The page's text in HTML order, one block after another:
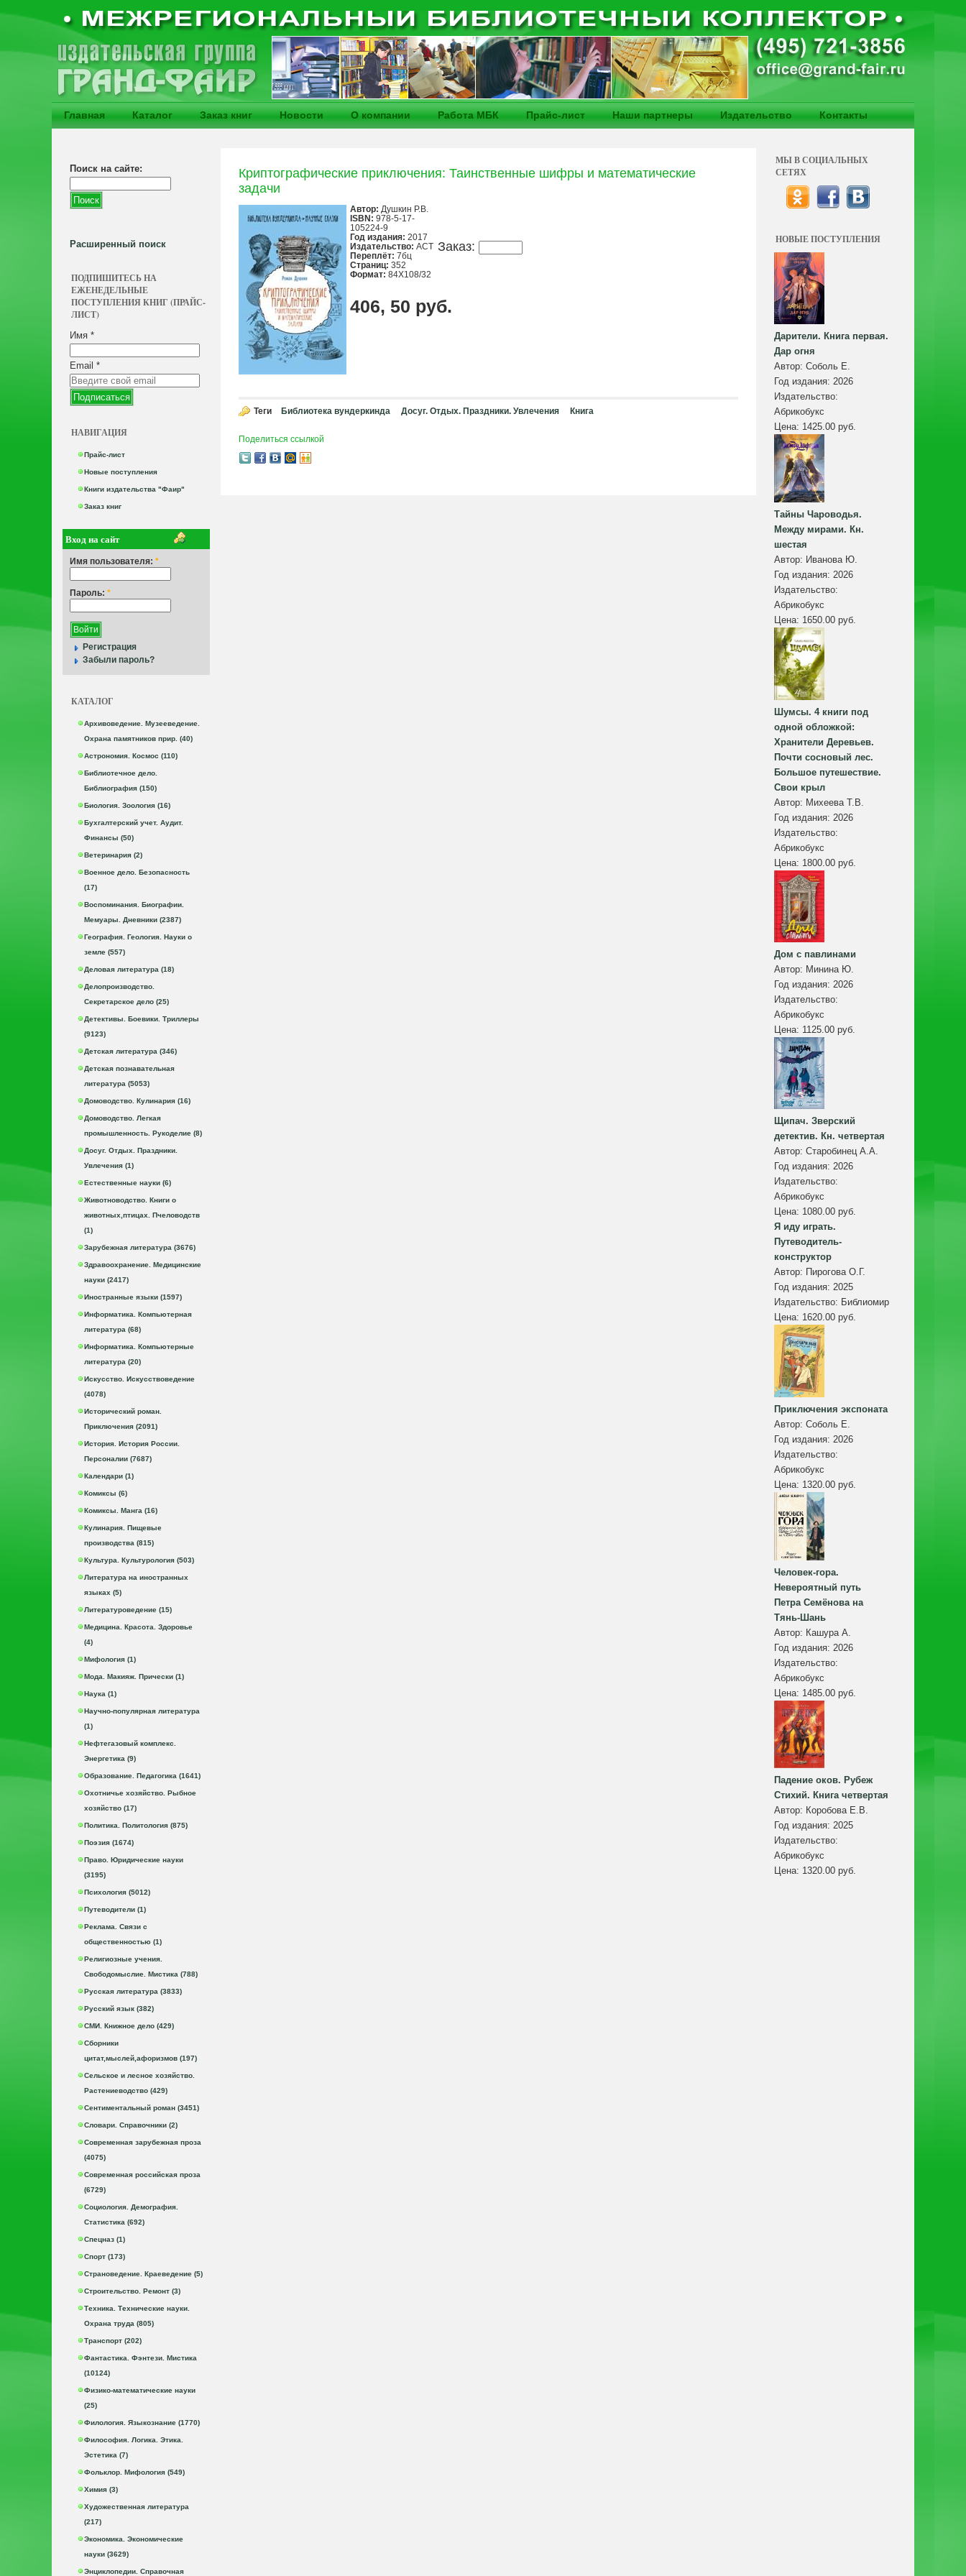
Главная Каталог Заказ книг Новости О компании Работа МБК Прайс-лист Наши партнеры Издательство Контакты
Поиск на сайте:
Расширенный поиск
ПОДПИШИТЕСЬ НА
ЕЖЕНЕДЕЛЬНЫЕ
ПОСТУПЛЕНИЯ КНИГ (ПРАЙС-
ЛИСТ)
Имя *
Email *
НАВИГАЦИЯ
Прайс-лист
Новые поступления
Книги издательства "Фаир"
Заказ книг
Вход на сайт
Имя пользователя: *
Пароль: *
Регистрация
Забыли пароль?
КАТАЛОГ
Архивоведение. Музееведение.
Охрана памятников прир. (40)
Астрономия. Космос (110)
Библиотечное дело.
Библиография (150)
Биология. Зоология (16)
Бухгалтерский учет. Аудит.
Финансы (50)
Ветеринария (2)
Военное дело. Безопасность
(17)
Воспоминания. Биографии.
Мемуары. Дневники (2387)
География. Геология. Науки о
земле (557)
Деловая литература (18)
Делопроизводство.
Секретарское дело (25)
Детективы. Боевики. Триллеры
(9123)
Детская литература (346)
Детская познавательная
литература (5053)
Домоводство. Кулинария (16)
Домоводство. Легкая
промышленность. Рукоделие (8)
Досуг. Отдых. Праздники.
Увлечения (1)
Естественные науки (6)
Животноводство. Книги о
животных,птицах. Пчеловодств
(1)
Зарубежная литература (3676)
Здравоохранение. Медицинские
науки (2417)
Иностранные языки (1597)
Информатика. Компьютерная
литература (68)
Информатика. Компьютерные
литература (20)
Искусство. Искусствоведение
(4078)
Исторический роман.
Приключения (2091)
История. История России.
Персоналии (7687)
Календари (1)
Комиксы (6)
Комиксы. Манга (16)
Кулинария. Пищевые
производства (815)
Культура. Культурология (503)
Литература на иностранных
языках (5)
Литературоведение (15)
Медицина. Красота. Здоровье
(4)
Мифология (1)
Мода. Макияж. Прически (1)
Наука (1)
Научно-популярная литература
(1)
Нефтегазовый комплекс.
Энергетика (9)
Образование. Педагогика (1641)
Охотничье хозяйство. Рыбное
хозяйство (17)
Политика. Политология (875)
Поэзия (1674)
Право. Юридические науки
(3195)
Психология (5012)
Путеводители (1)
Реклама. Связи с
общественностью (1)
Религиозные учения.
Свободомыслие. Мистика (788)
Русская литература (3833)
Русский язык (382)
СМИ. Книжное дело (429)
Сборники
цитат,мыслей,афоризмов (197)
Сельское и лесное хозяйство.
Растениеводство (429)
Сентиментальный роман (3451)
Словари. Справочники (2)
Современная зарубежная проза
(4075)
Современная российская проза
(6729)
Социология. Демография.
Статистика (692)
Спецназ (1)
Спорт (173)
Страноведение. Краеведение (5)
Строительство. Ремонт (3)
Техника. Технические науки.
Охрана труда (805)
Транспорт (202)
Фантастика. Фэнтези. Мистика
(10124)
Физико-математические науки
(25)
Филология. Языкознание (1770)
Философия. Логика. Этика.
Эстетика (7)
Фольклор. Мифология (549)
Химия (3)
Художественная литература
(217)
Экономика. Экономические
науки (3629)
Энциклопедии. Справочная
Криптографические приключения: Таинственные шифры и математические
задачи
Заказ:
Автор: Душкин Р.В.
ISBN: 978-5-17-
105224-9
Год издания: 2017
Издательство: АСТ
Переплёт: 7бц
Страниц: 352
Формат: 84X108/32
406, 50 руб.
Теги Библиотека вундеркинда Досуг. Отдых. Праздники. Увлечения Книга
Поделиться ссылкой
МЫ В СОЦИАЛЬНЫХ
СЕТЯХ
НОВЫЕ ПОСТУПЛЕНИЯ
Дарители. Книга первая.
Дар огня
Автор: Соболь Е.
Год издания: 2026
Издательство:
Абрикобукс
Цена: 1425.00 руб.
Тайны Чароводья.
Между мирами. Кн.
шестая
Автор: Иванова Ю.
Год издания: 2026
Издательство:
Абрикобукс
Цена: 1650.00 руб.
Шумсы. 4 книги под
одной обложкой:
Хранители Деревьев.
Почти сосновый лес.
Большое путешествие.
Свои крыл
Автор: Михеева Т.В.
Год издания: 2026
Издательство:
Абрикобукс
Цена: 1800.00 руб.
Дом с павлинами
Автор: Минина Ю.
Год издания: 2026
Издательство:
Абрикобукс
Цена: 1125.00 руб.
Щипач. Зверский
детектив. Кн. четвертая
Автор: Старобинец А.А.
Год издания: 2026
Издательство:
Абрикобукс
Цена: 1080.00 руб.
Я иду играть.
Путеводитель-
конструктор
Автор: Пирогова О.Г.
Год издания: 2025
Издательство: Библиомир
Цена: 1620.00 руб.
Приключения экспоната
Автор: Соболь Е.
Год издания: 2026
Издательство:
Абрикобукс
Цена: 1320.00 руб.
Человек-гора.
Невероятный путь
Петра Семёнова на
Тянь-Шань
Автор: Кашура А.
Год издания: 2026
Издательство:
Абрикобукс
Цена: 1485.00 руб.
Падение оков. Рубеж
Стихий. Книга четвертая
Автор: Коробова Е.В.
Год издания: 2025
Издательство:
Абрикобукс
Цена: 1320.00 руб.